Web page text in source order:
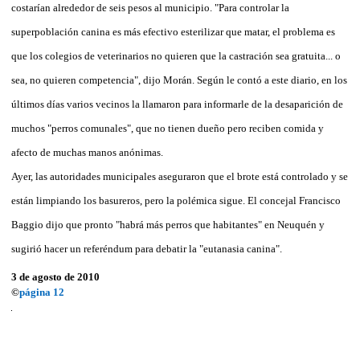
costarían alrededor de seis pesos al municipio. "Para controlar la
superpoblación canina es más efectivo esterilizar que matar, el problema es
que los colegios de veterinarios no quieren que la castración sea gratuita... o
sea, no quieren competencia", dijo Morán. Según le contó a este diario, en los
últimos días varios vecinos la llamaron para informarle de la desaparición de
muchos "perros comunales", que no tienen dueño pero reciben comida y
afecto de muchas manos anónimas.
Ayer, las autoridades municipales aseguraron que el brote está controlado y se
están limpiando los basureros, pero la polémica sigue. El concejal Francisco
Baggio dijo que pronto "habrá más perros que habitantes" en Neuquén y
sugirió hacer un referéndum para debatir la "eutanasia canina".
3 de agosto de 2010
©página 12